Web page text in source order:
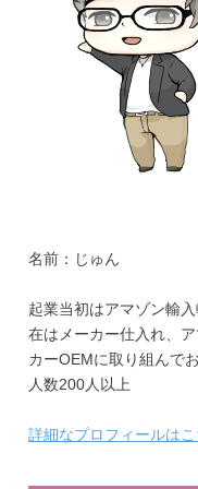
名前：じゅん
起業当初はアマゾン輸
在はメーカー仕入れ、
カーOEMに取り組んで
人数200人以上
詳細なプロフィールはこ